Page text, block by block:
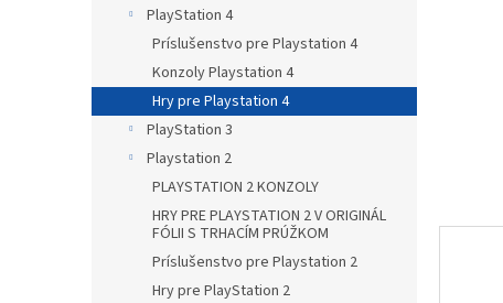
PlayStation 4
Príslušenstvo pre Playstation 4
Konzoly Playstation 4
Hry pre Playstation 4
PlayStation 3
Playstation 2
PLAYSTATION 2 KONZOLY
HRY PRE PLAYSTATION 2 V ORIGINÁL
FÓLII S TRHACÍM PRÚŽKOM
Príslušenstvo pre Playstation 2
Hry pre PlayStation 2